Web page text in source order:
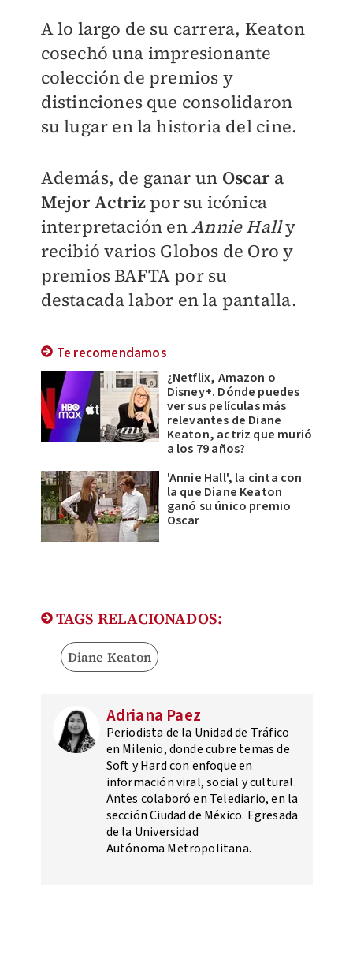
A lo largo de su carrera, Keaton
cosechó una impresionante
colección de premios y
distinciones que consolidaron
su lugar en la historia del cine.
Además, de ganar un Oscar a
Mejor Actrizpor su icónica
interpretación enAnnie Hally
recibió varios Globos de Oro y
premios BAFTA por su
destacada labor en la pantalla.
Te recomendamos
¿Netflix, Amazon o
Disney+. Dónde puedes
ver sus películas más
relevantes de Diane
Keaton, actriz que murió
a los 79 años?
'Annie Hall', la cinta con
la que Diane Keaton
ganó su único premio
Oscar
TAGS RELACIONADOS:
Diane Keaton
Adriana Paez
Periodista de la Unidad de Tráfico
en Milenio, donde cubre temas de
Soft y Hard con enfoque en
información viral, social y cultural.
Antes colaboró en Telediario, en la
sección Ciudad de México. Egresada
de la Universidad
Autónoma Metropolitana.